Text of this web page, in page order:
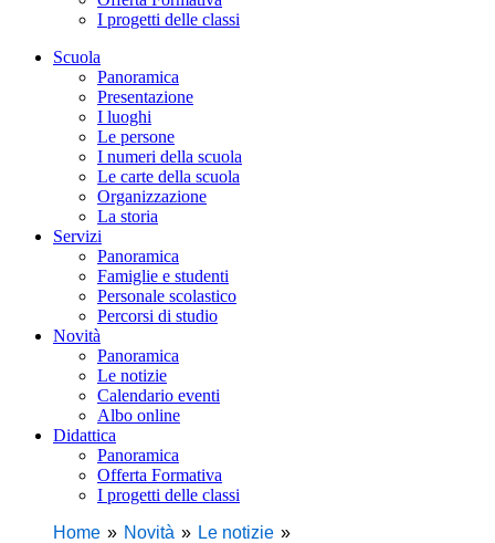
I progetti delle classi
Scuola
Panoramica
Presentazione
I luoghi
Le persone
I numeri della scuola
Le carte della scuola
Organizzazione
La storia
Servizi
Panoramica
Famiglie e studenti
Personale scolastico
Percorsi di studio
Novità
Panoramica
Le notizie
Calendario eventi
Albo online
Didattica
Panoramica
Offerta Formativa
I progetti delle classi
Home
Novità Le notizie